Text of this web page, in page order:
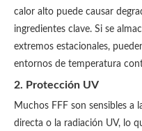
calor alto puede causar
ingredientes clave. Si se
extremos estacionales,
entornos de temperatura
2. Protección UV
Muchos FFF son sensibles a
directa o la radiación UV, lo